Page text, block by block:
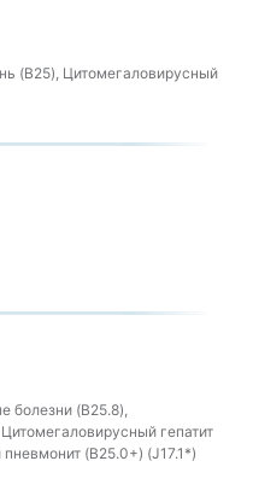
(B25), Цитомегаловирусный
болезни (B25.8),
гепатит
(B25.0+) (J17.1*)